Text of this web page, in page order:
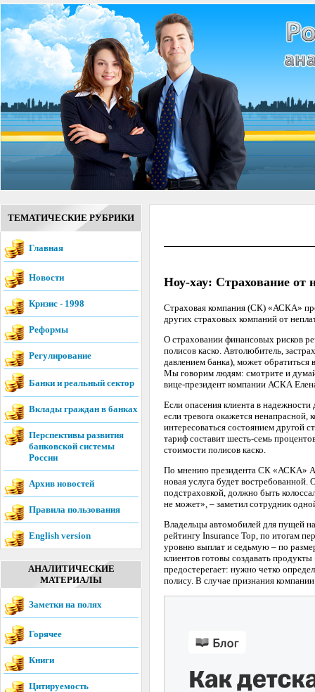
ТЕМАТИЧЕСКИЕ РУБРИКИ
Главная
Новости
Кризис - 1998
Реформы
Регулирование
Банки и реальный сектор
Вклады граждан в банках
Перспективы развития
банковской системы
России
Архив новостей
Правила пользования
English version
АНАЛИТИЧЕСКИЕ
МАТЕРИАЛЫ
Заметки на полях
Горячее
Книги
Цитируемость
Ноу-хау: Страхование от
Страховая компания (СК) «АСКА»
других страховых компаний от
О страховании финансовых рисков
полисов каско. Автолюбитель,
давлением банка), может
Мы говорим людям: смотрите и
вице-президент компании АСКА
Если опасения клиента в
если тревога окажется
интересоваться состоянием другой
тариф составит шесть-семь
стоимости полисов каско.
По мнению президента СК «АСКА»
новая услуга будет
подстраховкой, должно быть
не может», – заметил сотрудник
Владельцы автомобилей для пущей
рейтингу Insurance Top, по итогам
уровню выплат и седьмую – по
клиентов готовы создавать
предостерегает: нужно четко
полису. В случае признания